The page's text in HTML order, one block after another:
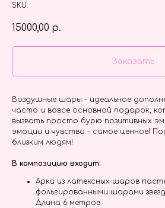
SKU:
15000,00 р.
Заказать
Воздушные шары - идеальное
часто и вовсе основной подарок,
вызвать просто бурю позитивных
эмоции и чувства - самое ценное!
близким людям!
В композицию входит:
Арка из латексных шаров
фольгированными шарами
Длина 6 метров